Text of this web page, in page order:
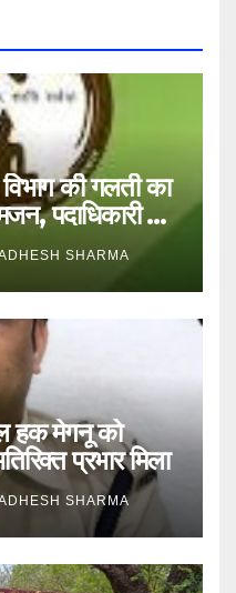
की गलती का
पदाधिकारी और
SHARMA
हक मेगनू को
प्रभार मिला
SHARMA